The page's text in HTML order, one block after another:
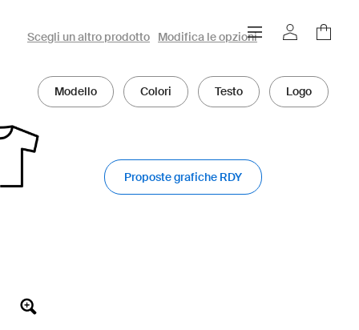
Configuratore owayo 3D
Scegli un altro prodotto Modifica le opzioni
Modello Colori Testo Logo
Proposte grafiche RDY